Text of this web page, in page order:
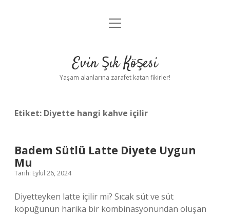
Anasayfa
Yasal Uyarı
menüyü
Evin Şık Köşesi
Yaşam alanlarına zarafet katan fikirler!
Etiket: Diyette hangi kahve içilir
Badem Sütlü Latte Diyete Uygun
Mu
Tarih: Eylül 26, 2024
Diyetteyken latte içilir mi? Sıcak süt ve süt
köpüğünün harika bir kombinasyonundan oluşan